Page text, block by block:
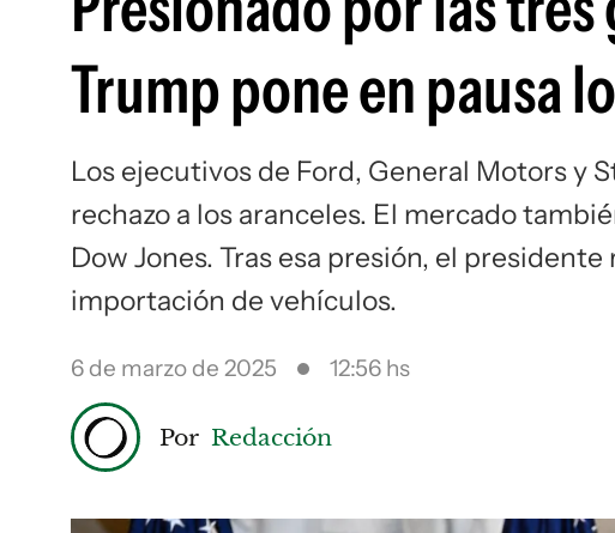
Trump pone en pausa
Los ejecutivos de Ford, General Motors y
rechazo a los aranceles. El mercado
Dow Jones. Tras esa presión, el
importación de vehículos.
6 de marzo de 2025 12:56 hs
Por Redacción